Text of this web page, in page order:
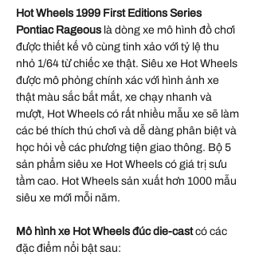
Hot Wheels 1999 First Editions Series
Pontiac Rageous là dòng xe mô hình đồ chơi
được thiết kế vô cùng tinh xảo với tỷ lệ thu
nhỏ 1/64 từ chiếc xe thật. Siêu xe Hot Wheels
được mô phỏng chính xác với hình ảnh xe
thật màu sắc bắt mắt, xe chạy nhanh và
mượt, Hot Wheels có rất nhiều mẫu xe sẽ làm
các bé thích thú chơi và dễ dàng phân biệt và
học hỏi về các phương tiện giao thông. Bộ 5
sản phẩm siêu xe Hot Wheels có giá trị sưu
tầm cao. Hot Wheels sản xuất hơn 1000 mẫu
siêu xe mới mỗi năm.
Mô hình xe Hot Wheels đúc die-castcó các
đặc điểm nổi bật sau: